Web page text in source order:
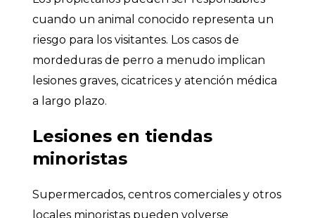
cuando un animal conocido representa un
riesgo para los visitantes. Los casos de
mordeduras de perro a menudo implican
lesiones graves, cicatrices y atención médica
a largo plazo.
Lesiones en tiendas
minoristas
Supermercados, centros comerciales y otros
locales minoristas pueden volverse